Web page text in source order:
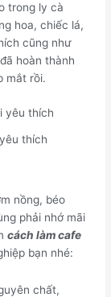
trong ly cà
hoa, chiếc lá,
cũng như
hoàn thành
mắt rồi.
thích
nồng, béo
phải nhớ mãi
cách làm cafe
bạn nhé:
chất,